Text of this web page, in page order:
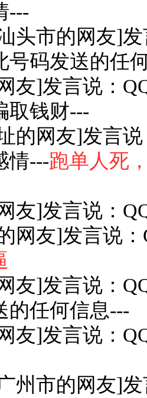
---
头市的网友]
号码发送的任
友]发言说：
取钱财---
的网友]发言
情---跑单人死
友]发言说：
网友]发言说
友]发言说：
的任何信息---
友]发言说：
州市的网友]